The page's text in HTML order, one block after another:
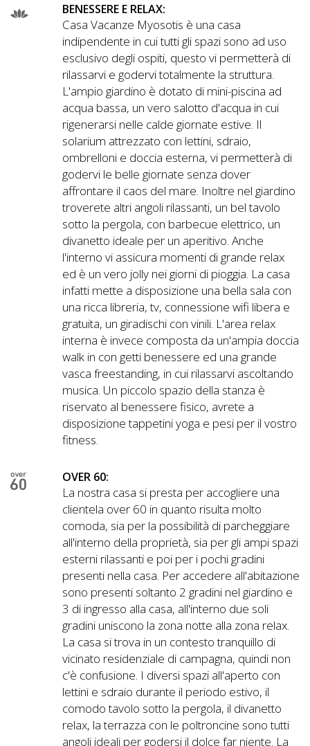
BENESSERE E RELAX:
Casa Vacanze Myosotis è una casa
indipendente in cui tutti gli spazi sono ad uso
esclusivo degli ospiti, questo vi permetterà di
rilassarvi e godervi totalmente la struttura.
L'ampio giardino è dotato di mini-piscina ad
acqua bassa, un vero salotto d'acqua in cui
rigenerarsi nelle calde giornate estive. Il
solarium attrezzato con lettini, sdraio,
ombrelloni e doccia esterna, vi permetterà di
godervi le belle giornate senza dover
affrontare il caos del mare. Inoltre nel giardino
troverete altri angoli rilassanti, un bel tavolo
sotto la pergola, con barbecue elettrico, un
divanetto ideale per un aperitivo. Anche
l'interno vi assicura momenti di grande relax
ed è un vero jolly nei giorni di pioggia. La casa
infatti mette a disposizione una bella sala con
una ricca libreria, tv, connessione wifi libera e
gratuita, un giradischi con vinili. L'area relax
interna è invece composta da un'ampia doccia
walk in con getti benessere ed una grande
vasca freestanding, in cui rilassarvi ascoltando
musica. Un piccolo spazio della stanza è
riservato al benessere fisico, avrete a
disposizione tappetini yoga e pesi per il vostro
fitness.
OVER 60:
La nostra casa si presta per accogliere una
clientela over 60 in quanto risulta molto
comoda, sia per la possibilità di parcheggiare
all'interno della proprietà, sia per gli ampi spazi
esterni rilassanti e poi per i pochi gradini
presenti nella casa. Per accedere all'abitazione
sono presenti soltanto 2 gradini nel giardino e
3 di ingresso alla casa, all'interno due soli
gradini uniscono la zona notte alla zona relax.
La casa si trova in un contesto tranquillo di
vicinato residenziale di campagna, quindi non
c'è confusione. I diversi spazi all'aperto con
lettini e sdraio durante il periodo estivo, il
comodo tavolo sotto la pergola, il divanetto
relax, la terrazza con le poltroncine sono tutti
angoli ideali per godersi il dolce far niente. La